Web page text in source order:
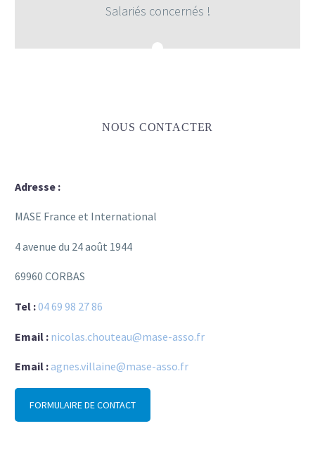
Salariés concernés !
NOUS CONTACTER
Adresse :
MASE France et International
4 avenue du 24 août 1944
69960 CORBAS
Tel :04 69 98 27 86
Email : nicolas.chouteau@mase-asso.fr
Email : agnes.villaine@mase-asso.fr
FORMULAIRE DE CONTACT